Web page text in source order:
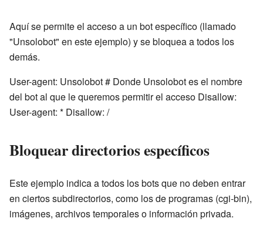
Aquí se permite el acceso a un bot específico (llamado
"Unsolobot" en este ejemplo) y se bloquea a todos los
demás.
User-agent: Unsolobot # Donde Unsolobot es el nombre
del bot al que le queremos permitir el acceso Disallow:
User-agent: * Disallow: /
Bloquear directorios específicos
Este ejemplo indica a todos los bots que no deben entrar
en ciertos subdirectorios, como los de programas (cgi-bin),
imágenes, archivos temporales o información privada.